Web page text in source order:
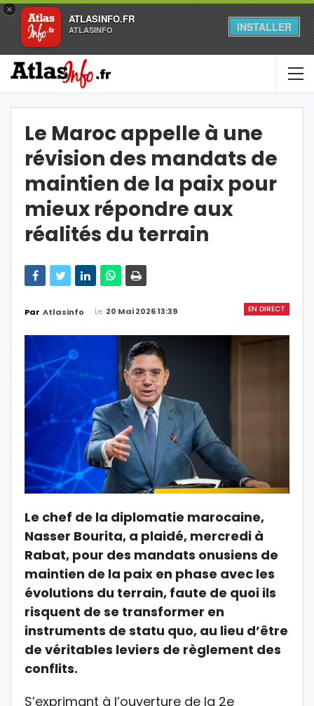
×
ATLASINFO.FR
ATLASINFO INSTALLER
Le Maroc appelle à une
révision des mandats de
maintien de la paix pour
mieux répondre aux
réalités du terrain
EN DIRECT
Par Atlasinfo Le 20 Mai 2026 13:39
Le chef de la diplomatie marocaine,
Nasser Bourita, a plaidé, mercredi à
Rabat, pour des mandats onusiens de
maintien de la paix en phase avec les
évolutions du terrain, faute de quoi ils
risquent de se transformer en
instruments de statu quo, au lieu d’être
de véritables leviers de règlement des
conflits.
S’exprimant à l’ouverture de la 2e